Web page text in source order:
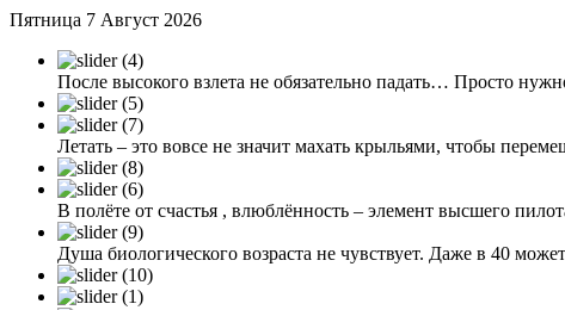
Пятница 7 Август 2026
После высокого взлета не обязательно падать… Просто
Летать – это вовсе не значит махать крыльями, чтобы
В полёте от счастья , влюблённость – элемент высшего
Душа биологического возраста не чувствует. Даже в 40